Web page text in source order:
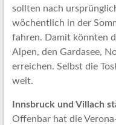
sollten nach
wöchentlich in der
fahren. Damit könnten
Alpen, den Gardasee,
erreichen. Selbst die
weit.
Innsbruck und Villach
Offenbar hat die